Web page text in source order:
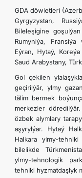
GDA döwletleri
Gyrgyzystan,
Bileleşigine
Rumyniýa,
Eýran, Hytaý,
Saud Arabystany,
Gol çekilen
geçirilýär, ylmy
tälim bermek
merkezler
özbek alymlary
aşyrylýar. Hytaý
Halkara ylmy-
bilelikde
ylmy-tehnologik
tehniki hyzmatdaşlyk